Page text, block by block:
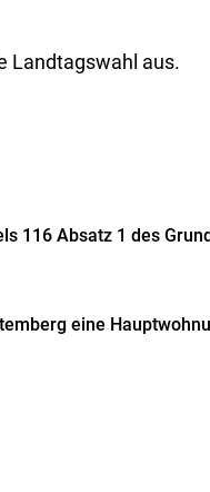
Landtagswahl aus.
116 Absatz 1 des
eine